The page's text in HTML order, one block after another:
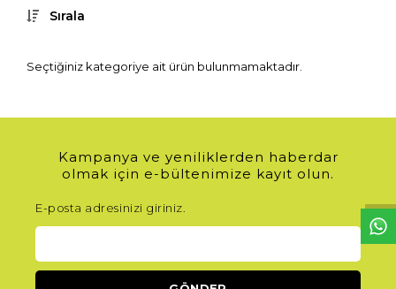
Sırala
Seçtiğiniz kategoriye ait ürün bulunmamaktadır.
Kampanya ve yeniliklerden haberdar
olmak için e-bültenimize kayıt olun.
E-posta adresinizi giriniz.